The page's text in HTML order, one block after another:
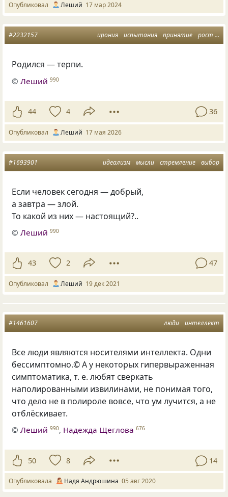
Опубликовал Леший 17 мар 2024
ирония испытания принятие рост
#2232157
Родился — терпи.
©Леший 990
44 4 36
Опубликовал Леший 17 мая 2026
идеализм мысли стремление выбор
#1693901
Если человек сегодня — добрый,
а завтра — злой.
То какой из них — настоящий?..
©Леший 990
43 2 47
Опубликовал Леший 19 дек 2021
люди интеллект
#1461607
Все люди являются носителями интеллекта. Одни
бессимптомно.© А у некоторых гипервыраженная
симптоматика,т. е. любят сверкать
наполированными извилинами, не понимая того,
что дело не в полироле вовсе, что ум лучится, а не
отблёскивает.
©Леший 990, Надежда Щеглова 676
50 8 14
Опубликовала Надя Андрюшина 05 авг 2020